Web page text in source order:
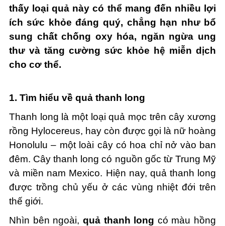
thấy loại quả này có thể mang đến nhiều lợi
ích sức khỏe đáng quý, chẳng hạn như bổ
sung chất chống oxy hóa, ngăn ngừa ung
thư và tăng cường sức khỏe hệ miễn dịch
cho cơ thể.
1. Tìm hiểu về quả thanh long
Thanh long là một loại quả mọc trên cây xương
rồng Hylocereus, hay còn được gọi là nữ hoàng
Honolulu – một loài cây có hoa chỉ nở vào ban
đêm. Cây thanh long có nguồn gốc từ Trung Mỹ
và miền nam Mexico. Hiện nay, quả thanh long
được trồng chủ yếu ở các vùng nhiệt đới trên
thế giới.
Nhìn bên ngoài, quả thanh long có màu hồng